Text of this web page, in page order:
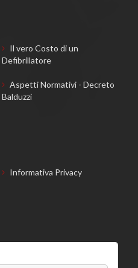
Il vero Costo di un
Defibrillatore
Aspetti Normativi - Decreto
Balduzzi
Informativa Privacy